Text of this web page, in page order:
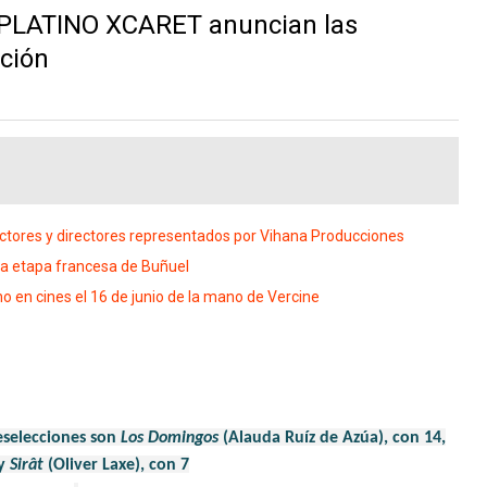
XCARET anuncian las
y directores representados por Vihana Producciones
etapa francesa de Buñuel
en cines el 16 de junio de la mano de Vercine
son Los Domingos (Alauda Ruíz de Azúa), con 14,
Sirât (Oliver Laxe), con 7